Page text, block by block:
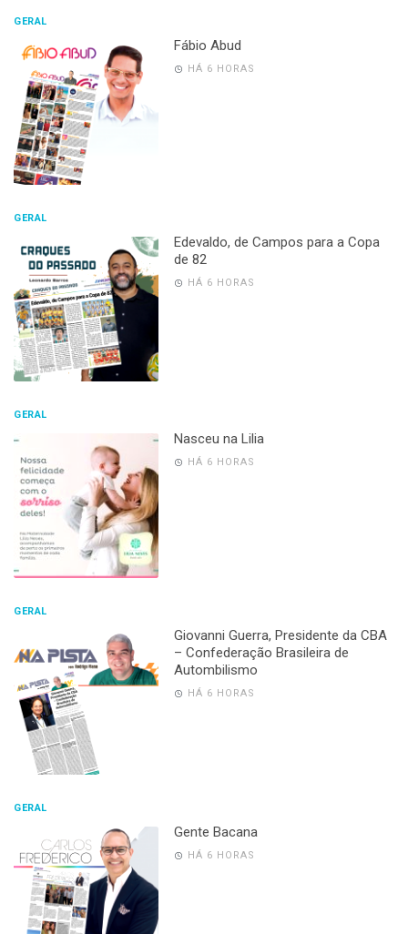
GERAL
Fábio Abud
HÁ 6 HORAS
GERAL
Edevaldo, de Campos para a Copa
de 82
HÁ 6 HORAS
GERAL
Nasceu na Lilia
HÁ 6 HORAS
GERAL
Giovanni Guerra, Presidente da CBA
– Confederação Brasileira de
Autombilismo
HÁ 6 HORAS
GERAL
Gente Bacana
HÁ 6 HORAS